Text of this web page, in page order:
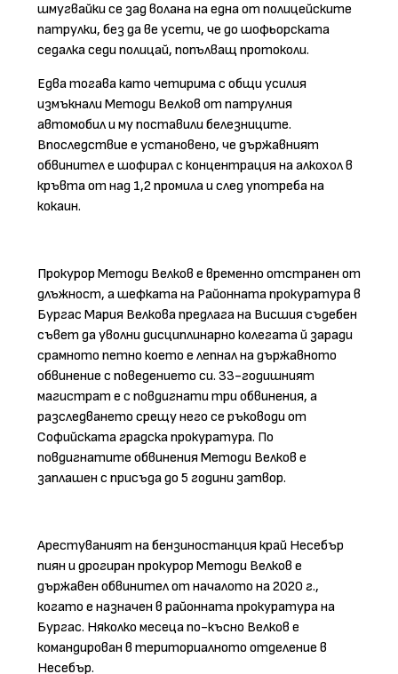
шмугвайки се зад волана на една от полицейските
патрулки, без да ве усети, че до шофьорската
седалка седи полицай, попълващ протоколи.
Едва тогава като четирима с общи усилия
измъкнали Методи Велков от патрулния
автомобил и му поставили белезниците.
Впоследствие е установено, че държавният
обвинител е шофирал с концентрация на алкохол в
кръвта от над 1,2 промила и след употреба на
кокаин.
Прокурор Методи Велков е временно отстранен от
длъжност, а шефката на Районната прокуратура в
Бургас Мария Велкова предлага на Висшия съдебен
съвет да уволни дисциплинарно колегата й заради
срамното петно което е лепнал на държавното
обвинение с поведението си. 33-годишният
магистрат е с повдигнати три обвинения, а
разследването срещу него се ръководи от
Софийската градска прокуратура. По
повдигнатите обвинения Методи Велков е
заплашен с присъда до 5 години затвор.
Арестуваният на бензиностанция край Несебър
пиян и дрогиран прокурор Методи Велков е
държавен обвинител от началото на 2020 г.,
когато е назначен в районната прокуратура на
Бургас. Няколко месеца по-късно Велков е
командирован в териториалното отделение в
Несебър.